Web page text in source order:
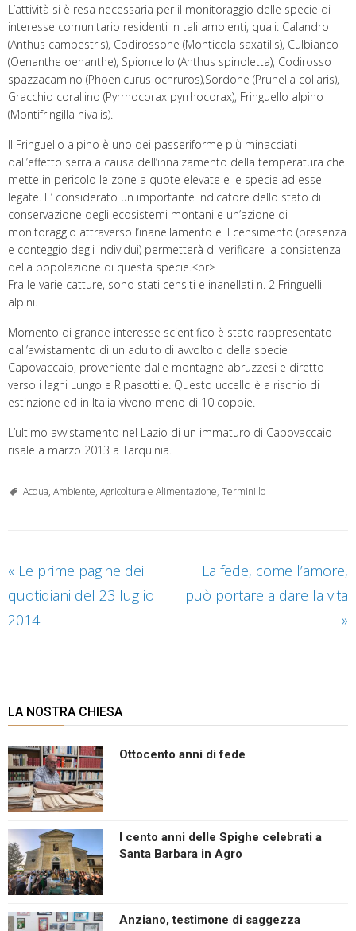
L’attività si è resa necessaria per il monitoraggio delle specie di
interesse comunitario residenti in tali ambienti, quali: Calandro
(Anthus campestris), Codirossone (Monticola saxatilis), Culbianco
(Oenanthe oenanthe), Spioncello (Anthus spinoletta), Codirosso
spazzacamino (Phoenicurus ochruros),Sordone (Prunella collaris),
Gracchio corallino (Pyrrhocorax pyrrhocorax), Fringuello alpino
(Montifringilla nivalis).
Il Fringuello alpino è uno dei passeriforme più minacciati
dall’effetto serra a causa dell’innalzamento della temperatura che
mette in pericolo le zone a quote elevate e le specie ad esse
legate. E’ considerato un importante indicatore dello stato di
conservazione degli ecosistemi montani e un’azione di
monitoraggio attraverso l’inanellamento e il censimento (presenza
e conteggio degli individui) permetterà di verificare la consistenza
della popolazione di questa specie.<br>
Fra le varie catture, sono stati censiti e inanellati n. 2 Fringuelli
alpini.
Momento di grande interesse scientifico è stato rappresentato
dall’avvistamento di un adulto di avvoltoio della specie
Capovaccaio, proveniente dalle montagne abruzzesi e diretto
verso i laghi Lungo e Ripasottile. Questo uccello è a rischio di
estinzione ed in Italia vivono meno di 10 coppie.
L’ultimo avvistamento nel Lazio di un immaturo di Capovaccaio
risale a marzo 2013 a Tarquinia.
Acqua, Ambiente, Agricoltura e Alimentazione, Terminillo
« Le prime pagine dei
quotidiani del 23 luglio
2014
La fede, come l’amore,
può portare a dare la vita
»
LA NOSTRA CHIESA
Ottocento anni di fede
I cento anni delle Spighe celebrati a
Santa Barbara in Agro
Anziano, testimone di saggezza